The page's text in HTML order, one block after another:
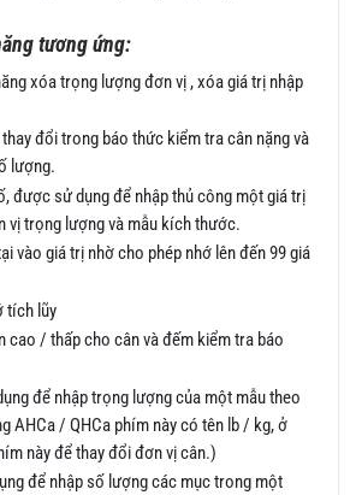
tương ứng:
xóa trọng lượng đơn vị , xóa giá trị nhập
đổi trong báo thức kiểm tra cân nặng và
lượng.
được sử dụng để nhập thủ công một giá trị
vị trọng lượng và mẫu kích thước.
vào giá trị nhờ cho phép nhớ lên đến 99 giá
tích lũy
cao / thấp cho cân và đếm kiểm tra báo
để nhập trọng lượng của một mẫu theo
AHCa / QHCa phím này có tên lb / kg, ở
này để thay đổi đơn vị cân.)
để nhập số lượng các mục trong một